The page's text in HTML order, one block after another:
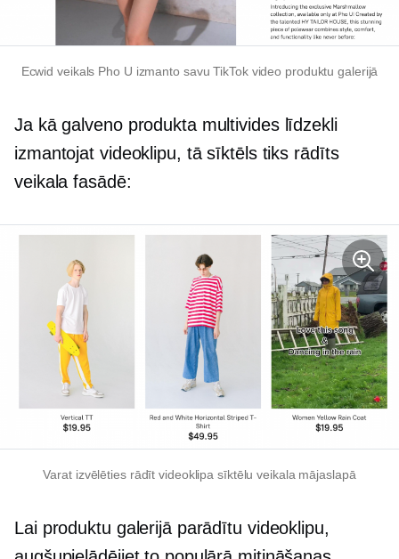
Ecwid veikals Pho U izmanto savu TikTok video produktu galerijā
Ja kā galveno produkta multivides līdzekli
izmantojat videoklipu, tā sīktēls tiks rādīts
veikala fasādē:
Varat izvēlēties rādīt videoklipa sīktēlu veikala mājaslapā
Lai produktu galerijā parādītu videoklipu,